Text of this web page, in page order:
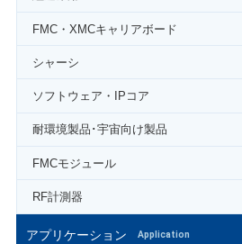
FMC・XMCキャリアボード
シャーシ
ソフトウェア・IPコア
耐環境製品･宇宙向け製品
FMCモジュール
RF計測器
アプリケーション Application